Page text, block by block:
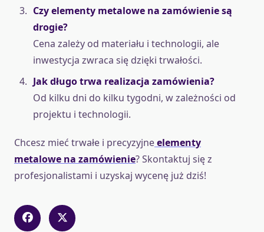
Czy elementy metalowe na zamówienie są
drogie?
Cena zależy od materiału i technologii, ale
inwestycja zwraca się dzięki trwałości.
Jak długo trwa realizacja zamówienia?
Od kilku dni do kilku tygodni, w zależności od
projektu i technologii.
Chcesz mieć trwałe i precyzyjneelementy
metalowe na zamówienie? Skontaktuj się z
profesjonalistami i uzyskaj wycenę już dziś!